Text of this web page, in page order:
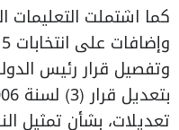
كما اشتملت التعليمات